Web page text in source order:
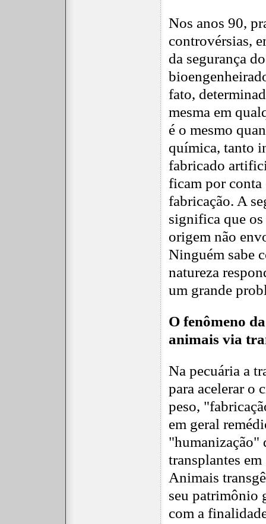
Nos anos 90,
controvérsias,
da segurança
fato,
mesma em
é o mesmo
química, tanto
fabricado
ficam por conta
fabricação. A
significa que os
origem não
Ninguém sabe
natureza
um grande
O fenômeno
animais via
Na pecuária a
para acelerar o
peso,
em geral
"humanização"
transplantes em
Animais
seu patrimônio
com a